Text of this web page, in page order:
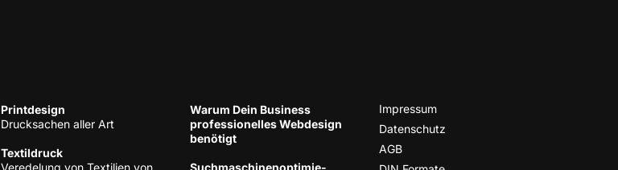
Print­de­sign
Druck­sa­chen aller Art
Tex­til­druck
Ver­ede­lung von Tex­ti­li­en von
War­um Dein Business
pro­fes­sio­nel­les Web­de­sign
benötigt
Such­ma­schi­nen­op­ti­mie­
Impres­sum
Daten­schutz
AGB